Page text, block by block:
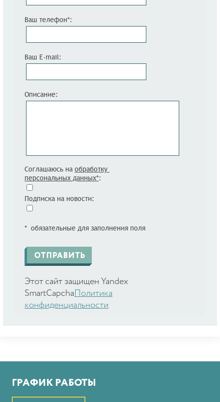
Ваш телефон*:
Ваш E-mail:
Описание:
Соглашаюсь на обработку
персональных данных*:
Подписка на новости:
* обязательные для заполнения поля
Этот сайт защищен Yandex
SmartCapcha Политика
конфиденциальности
ГРАФИК РАБОТЫ